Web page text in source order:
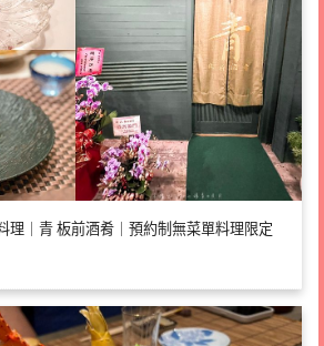
理｜青 板前酒肴｜預約制無菜單料理限定